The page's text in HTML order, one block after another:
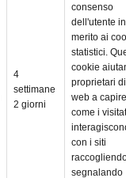
4
settimane
2 giorni
consenso
dell'utente in
merito ai
statistici.
cookie
proprietari
web a capire
come i
con i siti
segnalando